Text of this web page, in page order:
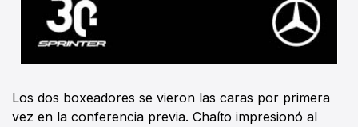
Los dos boxeadores se vieron las caras por primera
vez en la conferencia previa. Chaíto impresionó al